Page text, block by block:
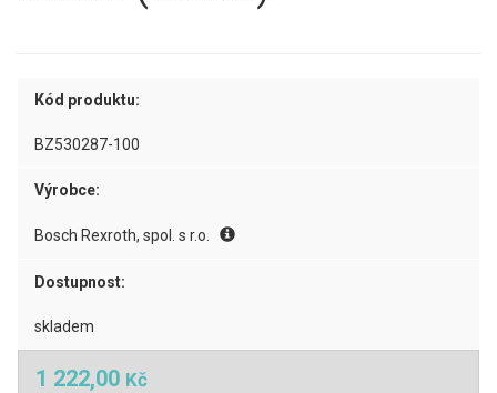
Kód produktu:
BZ530287-100
Výrobce:
Bosch Rexroth, spol. s r.o.
Dostupnost:
skladem
1 222,00 Kč